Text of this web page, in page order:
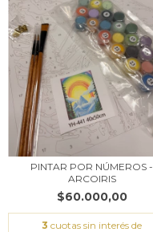
PINTAR POR NÚMEROS -
ARCOIRIS
$60.000,00
3 cuotas sin interés de